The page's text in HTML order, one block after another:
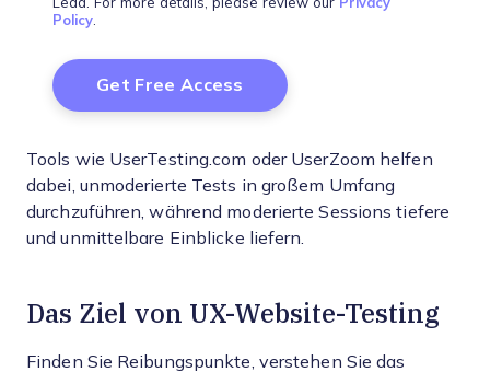
Policy.
Tools wie UserTesting.com oder UserZoom helfen
dabei, unmoderierte Tests in großem Umfang
durchzuführen, während moderierte Sessions tiefere
und unmittelbare Einblicke liefern.
Das Ziel von UX-Website-Testing
Finden Sie Reibungspunkte, verstehen Sie das